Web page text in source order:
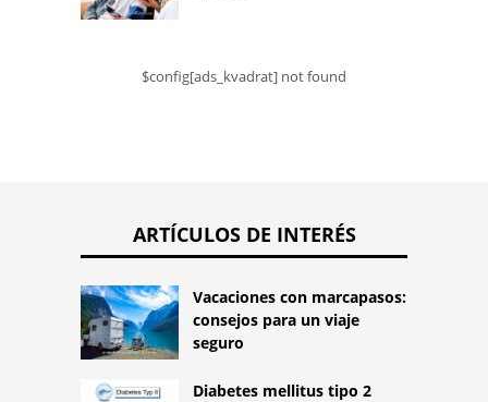
$config[ads_kvadrat] not found
ARTÍCULOS DE INTERÉS
Vacaciones con marcapasos:
consejos para un viaje
seguro
Diabetes mellitus tipo 2